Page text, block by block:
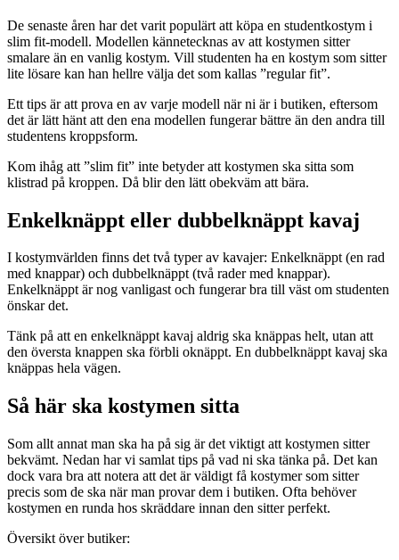
De senaste åren har det varit populärt att köpa en studentkostym i
slim fit-modell. Modellen kännetecknas av att kostymen sitter
smalare än en vanlig kostym. Vill studenten ha en kostym som sitter
lite lösare kan han hellre välja det som kallas ”regular fit”.
Ett tips är att prova en av varje modell när ni är i butiken, eftersom
det är lätt hänt att den ena modellen fungerar bättre än den andra till
studentens kroppsform.
Kom ihåg att ”slim fit” inte betyder att kostymen ska sitta som
klistrad på kroppen. Då blir den lätt obekväm att bära.
Enkelknäppt eller dubbelknäppt kavaj
I kostymvärlden finns det två typer av kavajer: Enkelknäppt (en rad
med knappar) och dubbelknäppt (två rader med knappar).
Enkelknäppt är nog vanligast och fungerar bra till väst om studenten
önskar det.
Tänk på att en enkelknäppt kavaj aldrig ska knäppas helt, utan att
den översta knappen ska förbli oknäppt. En dubbelknäppt kavaj ska
knäppas hela vägen.
Så här ska kostymen sitta
Som allt annat man ska ha på sig är det viktigt att kostymen sitter
bekvämt. Nedan har vi samlat tips på vad ni ska tänka på. Det kan
dock vara bra att notera att det är väldigt få kostymer som sitter
precis som de ska när man provar dem i butiken. Ofta behöver
kostymen en runda hos skräddare innan den sitter perfekt.
Översikt över butiker: